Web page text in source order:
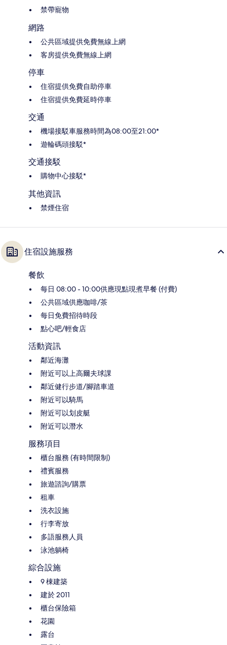
禁帶寵物
網路
公共區域提供免費無線上網
客房提供免費無線上網
停車
住宿提供免費自助停車
住宿提供免費延時停車
交通
機場接駁車服務時間為08:00至21:00*
遊輪碼頭接駁*
交通接駁
購物中心接駁*
其他資訊
禁煙住宿
住宿設施服務
餐飲
每日 08:00 - 10:00供應現點現煮早餐 (付費)
公共區域供應咖啡/茶
每日免費招待時段
點心吧/輕食店
活動資訊
鄰近海灘
附近可以上高爾夫球課
鄰近健行步道/腳踏車道
附近可以騎馬
附近可以划皮艇
附近可以潛水
服務項目
櫃台服務 (有時間限制)
禮賓服務
旅遊諮詢/購票
租車
洗衣設施
行李寄放
多語服務人員
泳池躺椅
綜合設施
9 棟建築
建於 2011
櫃台保險箱
花園
露台